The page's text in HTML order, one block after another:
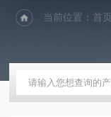
当前位置：首页